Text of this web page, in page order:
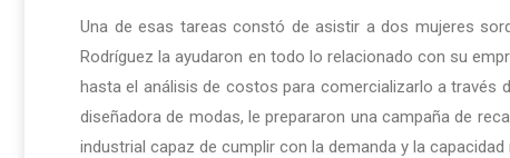
Una de esas tareas constó de asistir a dos mujeres
Rodríguez la ayudaron en todo lo relacionado con su
hasta el análisis de costos para comercializarlo a través
diseñadora de modas, le prepararon una campaña de
industrial capaz de cumplir con la demanda y la